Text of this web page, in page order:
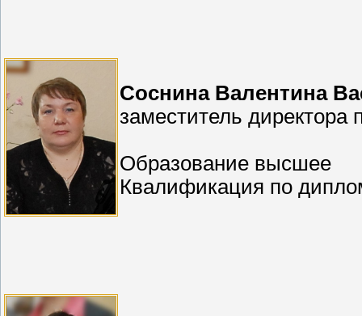
Соснина Валентина
заместитель директора
Образование высшее
Квалификация по